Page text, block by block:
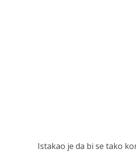
Istakao je da bi se tako